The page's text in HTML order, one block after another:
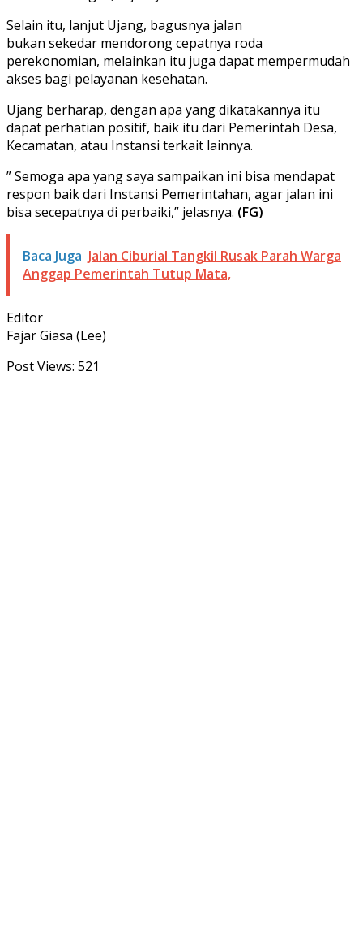
Selain itu, lanjut Ujang, bagusnya jalan
bukan sekedar mendorong cepatnya roda
perekonomian, melainkan itu juga dapat mempermudah
akses bagi pelayanan kesehatan.
Ujang berharap, dengan apa yang dikatakannya itu
dapat perhatian positif, baik itu dari Pemerintah Desa,
Kecamatan, atau Instansi terkait lainnya.
” Semoga apa yang saya sampaikan ini bisa mendapat
respon baik dari Instansi Pemerintahan, agar jalan ini
bisa secepatnya di perbaiki,” jelasnya. (FG)
Baca Juga Jalan Ciburial Tangkil Rusak Parah Warga
Anggap Pemerintah Tutup Mata,
Editor
Fajar Giasa (Lee)
Post Views: 521